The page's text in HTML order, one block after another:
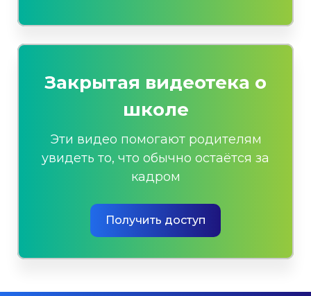
Закрытая видеотека о
школе
Эти видео помогают родителям
увидеть то, что обычно остаётся за
кадром
Получить доступ